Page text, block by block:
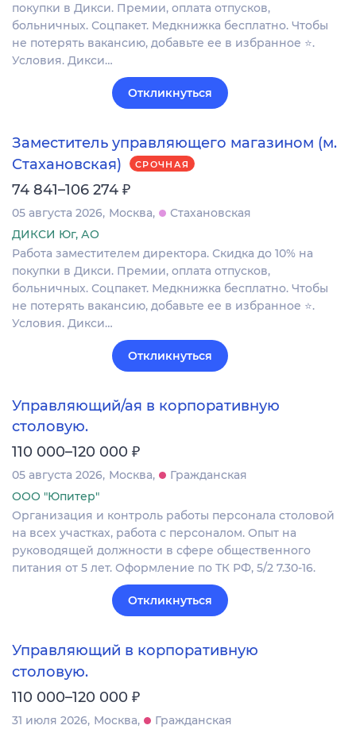
покупки в Дикси. Премии, оплата отпусков,
больничных. Соцпакет. Медкнижка бесплатно. Чтобы
не потерять вакансию, добавьте ее в избранное ⭐.
Условия. Дикси…
Откликнуться
Заместитель управляющего магазином (м.
Стахановская)
СРОЧНАЯ
74 841–106 274 ₽
05 августа 2026 Москва
Стахановская
ДИКСИ Юг, АО
Работа заместителем директора. Скидка до 10% на
покупки в Дикси. Премии, оплата отпусков,
больничных. Соцпакет. Медкнижка бесплатно. Чтобы
не потерять вакансию, добавьте ее в избранное ⭐.
Условия. Дикси…
Откликнуться
Управляющий/ая в корпоративную
столовую.
110 000–120 000 ₽
05 августа 2026 Москва
Гражданская
ООО "Юпитер"
Организация и контроль работы персонала столовой
на всех участках, работа с персоналом. Опыт на
руководящей должности в сфере общественного
питания от 5 лет. Оформление по ТК РФ, 5/2 7.30-16.
Откликнуться
Управляющий в корпоративную
столовую.
110 000–120 000 ₽
31 июля 2026 Москва
Гражданская